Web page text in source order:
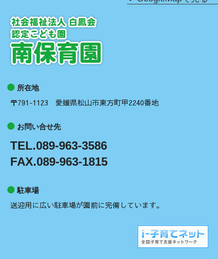
所在地
〒791-1123 愛媛県松山市東方町甲2240番地
お問い合せ先
TEL.089-963-3586
FAX.089-963-1815
駐車場
送迎用に広い駐車場が園前に完備しています。